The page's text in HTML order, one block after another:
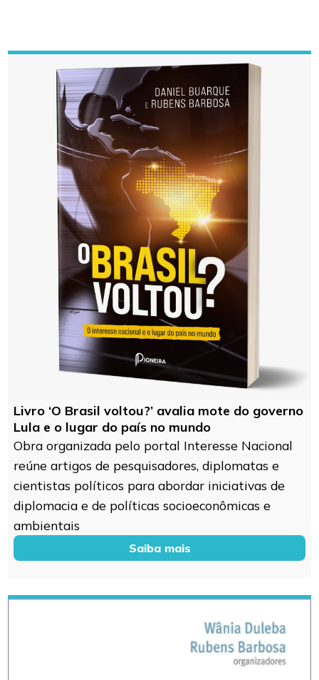
Livro ‘O Brasil voltou?’ avalia mote do governo
Lula e o lugar do país no mundo
Obra organizada pelo portal Interesse Nacional
reúne artigos de pesquisadores, diplomatas e
cientistas políticos para abordar iniciativas de
diplomacia e de políticas socioeconômicas e
ambientais
Saiba mais